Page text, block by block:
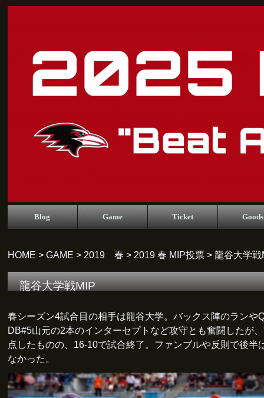
Blog Game Ticket Goods
HOME > GAME > 2019 春 > 2019 春 MIP投票> 龍谷大学戦
龍谷大学戦MIP
春シーズン4試合目の相手は龍谷大学。バックス陣のランや
DB#5山元の2本のインターセプトなど攻守とも奮闘したが
点したものの、16-10で試合終了。ファンブルや反則で後半
なかった。